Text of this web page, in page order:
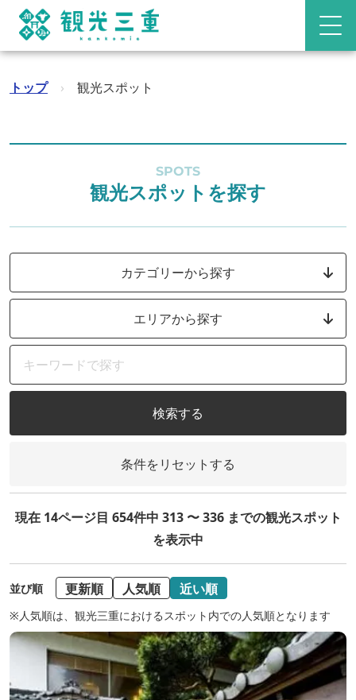
トップ › 観光スポット
SPOTS
観光スポットを探す
カテゴリーから探す
エリアから探す
検索する
条件をリセットする
現在 14ページ目 654件中 313 〜 336 までの観光スポット
を表示中
並び順 更新順 人気順 近い順
※人気順は、観光三重におけるスポット内での人気順となります